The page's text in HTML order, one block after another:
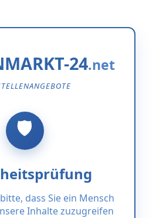
24
dass Sie ein Mensch
Inhalte zuzugreifen